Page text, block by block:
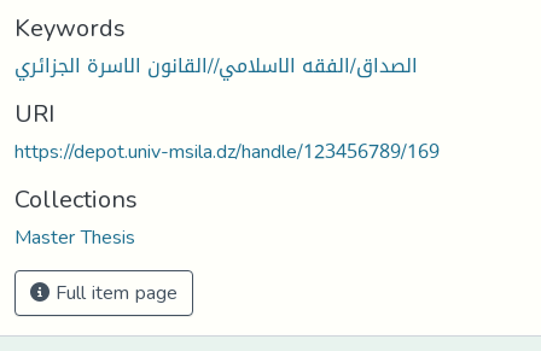
Keywords
الصداق/الفقه الاسلامي//القانون الاسرة الجزائري
URI
https://depot.univ-msila.dz/handle/123456789/169
Collections
Master Thesis
Full item page